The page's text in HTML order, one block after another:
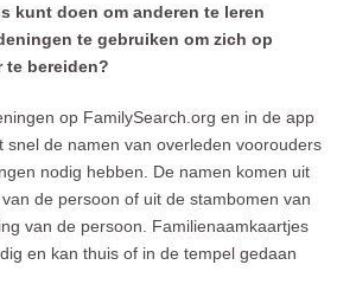
kunt doen om anderen te leren
te gebruiken om zich op
te bereiden?
op FamilySearch.org en in de app
snel de namen van overleden voorouders
nodig hebben. De namen komen uit
de persoon of uit de stambomen van
van de persoon. Familienaamkaartjes
en kan thuis of in de tempel gedaan